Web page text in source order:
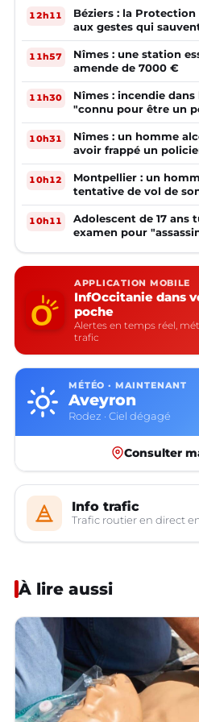
12h11
Béziers : la
aux gestes qui
11h57
Nîmes : une station
amende de 7000 €
11h30
Nîmes : incendie
"connu pour être un
10h31
Nîmes : un homme
avoir frappé un
10h12
Montpellier : un
tentative de vol de
10h11
Adolescent de 17 ans
examen pour
APPLICATION MOBILE
InfOccitanie dans
poche
Alertes en temps réel,
trafic
MÉTÉO · MAINTENANT
Aveyron
Rodez · Ciel dégagé
Consulter
Info trafic
Trafic routier en direct
À lire aussi